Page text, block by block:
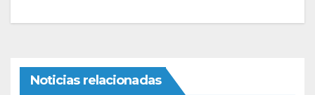
Noticias relacionadas